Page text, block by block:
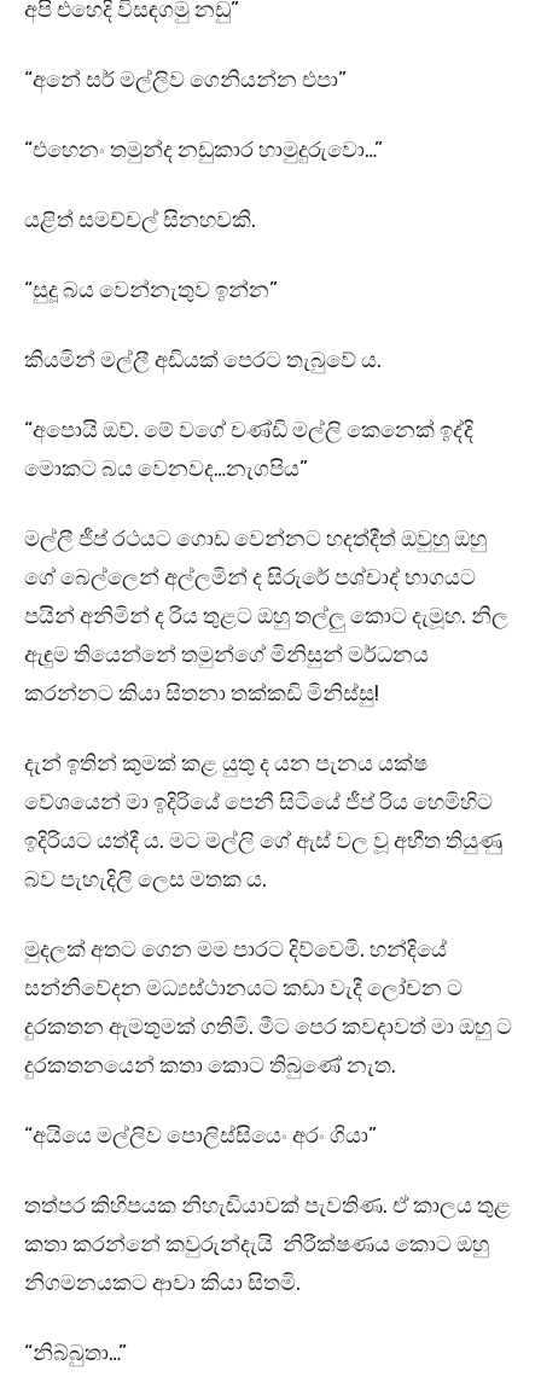
අපි එහෙදි විසඳගමු නඩු”
“අනේ සර් මල්ලිව ගෙනියන්න එපා”
“එහෙනං තමුන්ද නඩුකාර හාමුදුරුවො…”
යළිත් සමච්චල් සිනහවකි.
“සුදූ බය වෙන්නැතුව ඉන්න”
කියමින් මල්ලී අඩියක් පෙරට තැබුවේ ය.
“අපොයි ඔව්. මේ වගේ චණ්ඩි මල්ලි කෙනෙක් ඉද්දි
මොකට බය වෙනවද…නැගපිය”
මල්ලී ජීප් රථයට ගොඩ වෙන්නට හදත්දීත් ඔවුහු ඔහු
ගේ බෙල්ලෙන් අල්ලමින් ද සිරුරේ පශ්චාද් භාගයට
පයින් අනිමින් ද රිය තුළට ඔහු තල්ලු කොට දැමූහ. නිල
ඇඳුම තියෙන්නේ තමුන්ගේ මිනිසුන් මර්ධනය
කරන්නට කියා සිතනා තක්කඩි මිනිස්සු!
දැන් ඉතින් කුමක් කළ යුතු ද යන පැනය යක්ෂ
වේශයෙන් මා ඉදිරියේ පෙනී සිටියේ ජීප් රිය හෙමිහිට
ඉදිරියට යත්දී ය. මට මල්ලි ගේ ඇස් වල වූ අභීත තියුණු
බව පැහැදිලි ලෙස මතක ය.
මුදලක් අතට ගෙන මම පාරට දිව්වෙමි. හන්දියේ
සන්නිවේදන මධ්‍යස්ථානයට කඩා වැදී ලෝචන ට
දුරකතන ඇමතුමක් ගතිමි. මීට පෙර කවදාවත් මා ඔහු ට
දුරකතනයෙන් කතා කොට තිබුණේ නැත.
“අයියෙ මල්ලිව පොලිස්සියෙං අරං ගියා”
තත්පර කිහිපයක නිහැඬියාවක් පැවතිණ. ඒ කාලය තුළ
කතා කරන්නේ කවුරුන්දැයි නිරීක්ෂණය කොට ඔහු
නිගමනයකට ආවා කියා සිතමි.
“නිබ්බුතා…”